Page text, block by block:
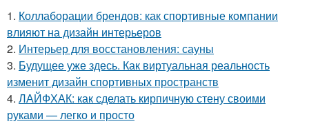
1. Коллаборации брендов: как спортивные компании
влияют на дизайн интерьеров
2. Интерьер для восстановления: сауны
3. Будущее уже здесь. Как виртуальная реальность
изменит дизайн спортивных пространств
4. ЛАЙФХАК: как сделать кирпичную стену своими
руками — легко и просто